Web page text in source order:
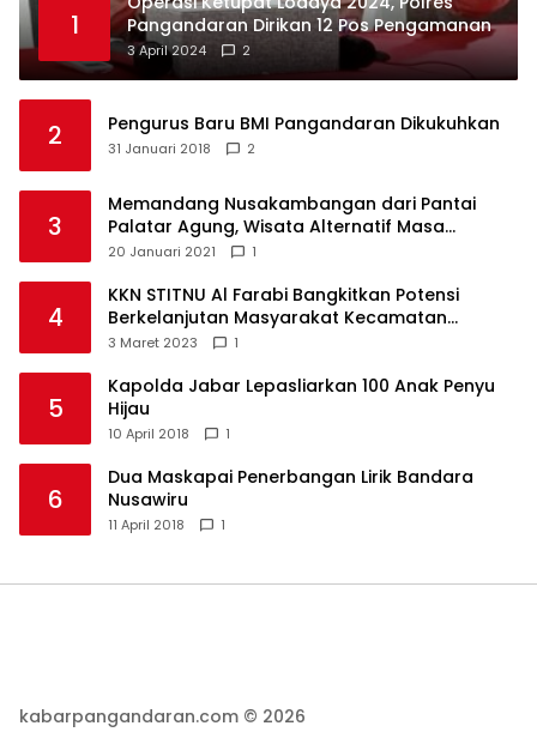
1
Pangandaran Dirikan 12 Pos Pengamanan
3 April 2024 2
2 Pengurus Baru BMI Pangandaran Dikukuhkan
31 Januari 2018 2
3
Memandang Nusakambangan dari Pantai
Palatar Agung, Wisata Alternatif Masa
Pandemi
20 Januari 2021 1
4
KKN STITNU Al Farabi Bangkitkan Potensi
Berkelanjutan Masyarakat Kecamatan
Langkaplancar
3 Maret 2023 1
5
Kapolda Jabar Lepasliarkan 100 Anak Penyu
Hijau
10 April 2018 1
6
Dua Maskapai Penerbangan Lirik Bandara
Nusawiru
11 April 2018 1
kabarpangandaran.com © 2026